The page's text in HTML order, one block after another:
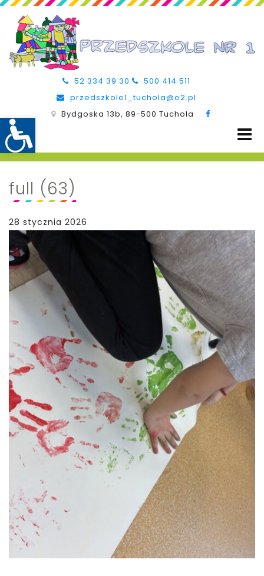
52 334 39 30
500 414 511
przedszkole1_tuchola@o2.pl
Bydgoska 13b, 89-500 Tuchola
full (63)
28 stycznia 2026